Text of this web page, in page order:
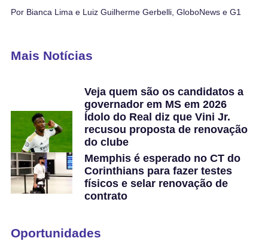
Por Bianca Lima e Luiz Guilherme Gerbelli, GloboNews e G1
Mais Notícias
Veja quem são os candidatos a
governador em MS em 2026
Ídolo do Real diz que Vini Jr.
recusou proposta de renovação
do clube
Memphis é esperado no CT do
Corinthians para fazer testes
físicos e selar renovação de
contrato
Oportunidades